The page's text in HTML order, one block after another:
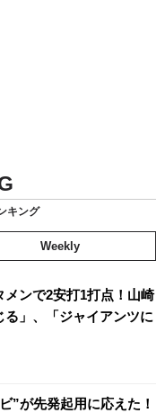
キング
Weekly
メンで2安打1打点！山崎
る」、「ジャイアンツに
”が先発起用に応えた！